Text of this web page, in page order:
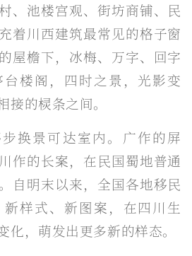
、池楼宫观、街坊商铺、民
着川西建筑最常见的格子窗
屋檐下，冰梅、万字、回字
楼阁，四时之景，光影变
接的棂条之间。
换景可达室内。广作的屏
作的长案，在民国蜀地普通
自明末以来，全国各地移民
样式、新图案，在四川生
化，萌发出更多新的样态。